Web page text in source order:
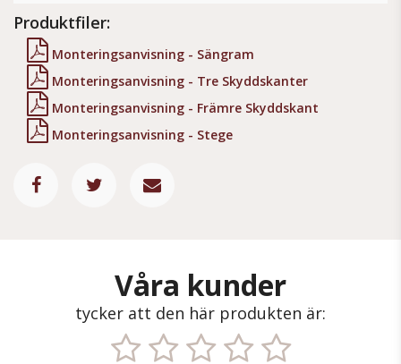
Produktfiler:
Monteringsanvisning - Sängram
Monteringsanvisning - Tre Skyddskanter
Monteringsanvisning - Främre Skyddskant
Monteringsanvisning - Stege
Våra kunder
tycker att den här produkten är: